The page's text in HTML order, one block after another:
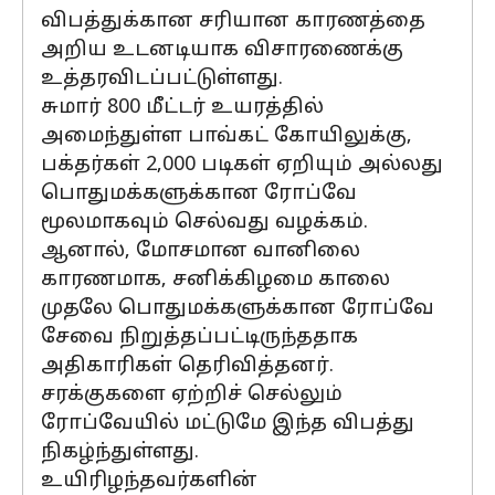
விபத்துக்கான சரியான காரணத்தை
அறிய உடனடியாக விசாரணைக்கு
உத்தரவிடப்பட்டுள்ளது.
சுமார் 800 மீட்டர் உயரத்தில்
அமைந்துள்ள பாவ்கட் கோயிலுக்கு,
பக்தர்கள் 2,000 படிகள் ஏறியும் அல்லது
பொதுமக்களுக்கான ரோப்வே
மூலமாகவும் செல்வது வழக்கம்.
ஆனால், மோசமான வானிலை
காரணமாக, சனிக்கிழமை காலை
முதலே பொதுமக்களுக்கான ரோப்வே
சேவை நிறுத்தப்பட்டிருந்ததாக
அதிகாரிகள் தெரிவித்தனர்.
சரக்குகளை ஏற்றிச் செல்லும்
ரோப்வேயில் மட்டுமே இந்த விபத்து
நிகழ்ந்துள்ளது.
உயிரிழந்தவர்களின்